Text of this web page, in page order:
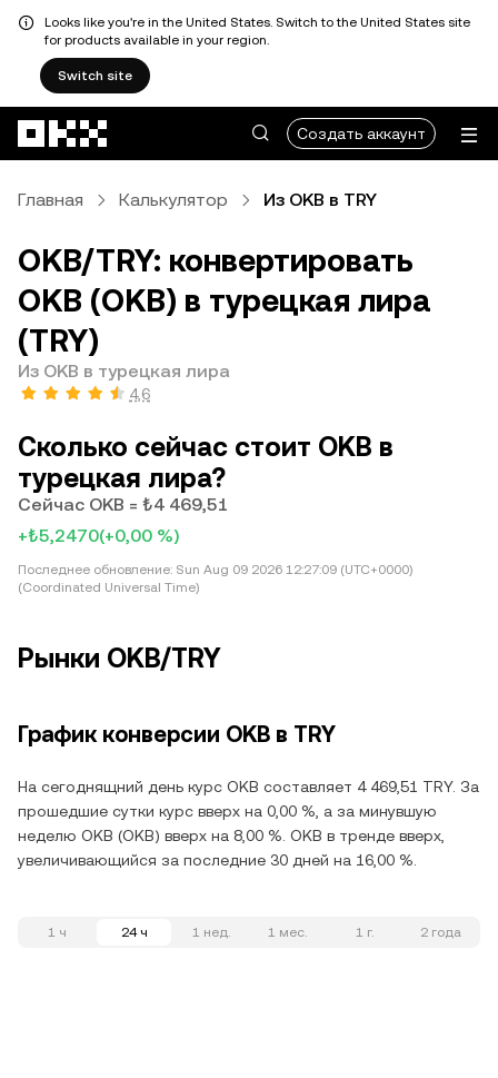
Looks like you're in the United States. Switch to the United States site
for products available in your region.
Switch site
Создать аккаунт
Главная Калькулятор Из OKB в TRY
OKB/TRY: конвертировать
OKB (OKB) в турецкая лира
(TRY)
Из OKB в турецкая лира
4,6
Сколько сейчас стоит OKB в
турецкая лира?
Сейчас OKB = ₺4 469,51
+₺5,2470(+0,00 %)
Последнее обновление: Sun Aug 09 2026 12:27:09 (UTC+0000)
(Coordinated Universal Time)
Рынки OKB/TRY
График конверсии OKB в TRY
На сегоднящний день курс OKB составляет 4 469,51 TRY. За
прошедшие сутки курс вверх на 0,00 %, а за минувшую
неделю OKB (OKB) вверх на 8,00 %. OKB в тренде вверх,
увеличивающийся за последние 30 дней на 16,00 %.
1 ч 24 ч 1 нед. 1 мес. 1 г. 2 года